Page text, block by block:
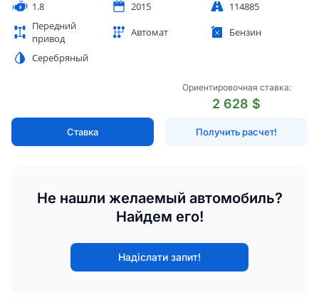
1.8 2015
114885
Передний
привод
Автомат
Бензин
Серебряный
Ориентировочная ставка:
2 628 $
Ставка Получить расчет!
Не нашли желаемый автомобиль?
Найдем его!
Надіслати запит!